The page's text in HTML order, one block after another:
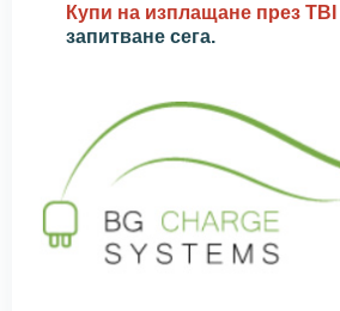
Купи на изплащане през TBI
запитване сега.